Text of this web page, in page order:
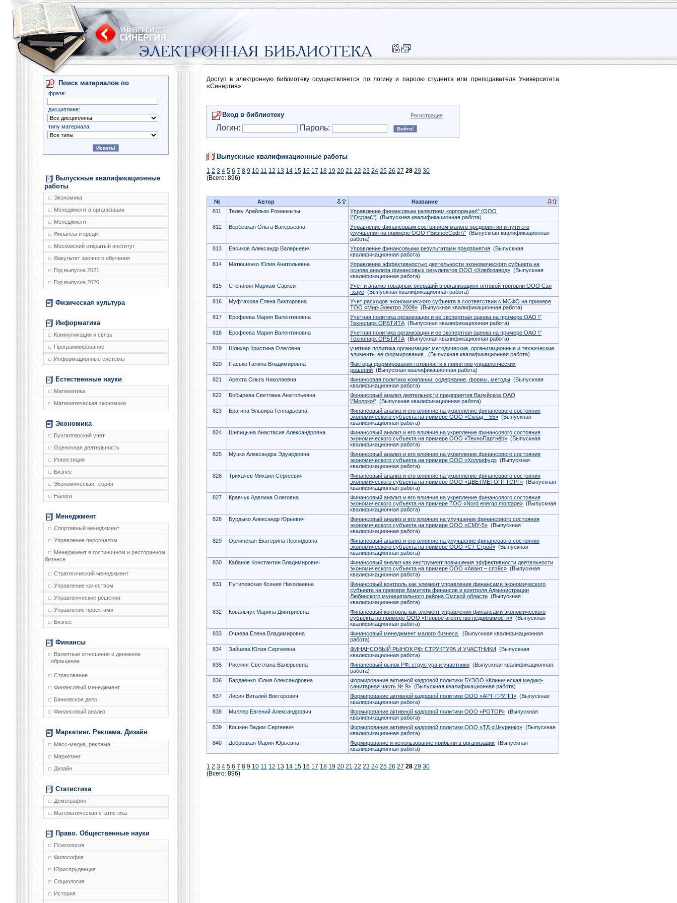
Поиск материалов по
фразе:
дисциплине:
типу материала:
Выпускные квалификационные
работы
Экономика
Менеджмент в организации
Менеджмент
Финансы и кредит
Московский открытый институт
Факультет заочного обучения
Год выпуска 2021
Год выпуска 2020
Физическая культура
Информатика
Коммуникации и связь
Программирование
Информационные системы
Естественные науки
Математика
Математическая экономика
Экономика
Бухгалтерский учет
Оценочная деятельность
Инвестиции
Бизнес
Экономическая теория
Налоги
Менеджмент
Спортивный менеджмент
Управление персоналом
Менеджмент в гостиничном и ресторанном
бизнесе
Стратегический менеджмент
Управление качеством
Управленческие решения
Управление проектами
Бизнес
Финансы
Валютные отношения и денежное
обращение
Страхование
Финансовый менеджмент
Банковское дело
Финансовый анализ
Маркетинг. Реклама. Дизайн
Масс-медиа, реклама
Маркетинг
Дизайн
Статистика
Демография
Математическая статистика
Право. Общественные науки
Психология
Философия
Юриспруденция
Социология
История
Доступ в электронную библиотеку осуществляется по логину и паролю студента или преподавателя Университета
«Синергия»
Вход в библиотеку Регистрация
Логин: Пароль:
Выпускные квалификационные работы
1 2 3 4 5 6 7 8 9 10 11 12 13 14 15 16 17 18 19 20 21 22 23 24 25 26 27 28 29 30
(Всего: 896)
№ Автор
Название
811
Телеу Арайлым Романкызы
Управление финансовым развитием корпорации\" (ООО
\"Осрам\") (Выпускная квалификационная работа)
812
Вербецкая Ольга Валерьевна
Управление финансовым состоянием малого предприятия и пути его
улучшения на примере ООО \"БизнесСофт\" (Выпускная квалификационная
работа)
813
Евсиков Александр Валерьевич Управление финансовыми результатами предприятия (Выпускная
квалификационная работа)
814
Матюшенко Юлия Анатольевна
Управление эффективностью деятельности экономического субъекта на
основе анализа финансовых результатов ООО «Хлебозавод» (Выпускная
квалификационная работа)
815
Степанян Мариам Саркси
Учет и анализ товарных операций в организациях оптовой торговли ООО Сан
-хаус (Выпускная квалификационная работа)
816
Муфтахова Елена Викторовна
Учет расходов экономического субъекта в соответствии с МСФО на примере
ТОО «Мир-Электро 2009» (Выпускная квалификационная работа)
817
Ерофеева Мария Валентиновна
Учетная политика организации и ее экспертная оценка на примере ОАО \"
Технопарк ОРБТИТА (Выпускная квалификационная работа)
818
Ерофеева Мария Валентиновна
Учетная политика организации и ее экспертная оценка на примере ОАО \"
Технопарк ОРБТИТА (Выпускная квалификационная работа)
819
Шлихар Кристина Олеговна
учетная политика организации: методические, организационные и технические
элименты ее формирования.
(Выпускная квалификационная работа)
820
Пасько Галина Владимировна
Факторы формирования готовности к принятию управленческих
решений (Выпускная квалификационная работа)
821
Арехта Ольга Николаевна Финансовая политика компании: содержание, формы, методы (Выпускная
квалификационная работа)
822
Бобырева Светлана Анатольевна
Финансовый анализ деятельности предприятия Валуйское ОАО
\"Молоко\" (Выпускная квалификационная работа)
823
Брагина Эльвира Геннадьевна
Финансовый анализ и его влияние на укрепление финансового состояния
экономического субъекта на примере ООО «Склад – 55» (Выпускная
квалификационная работа)
824
Шипицына Анастасия Александровна
Финансовый анализ и его влияние на укрепление финансового состояния
экономического субъекта на примере ООО «ТехноПартнёр» (Выпускная
квалификационная работа)
825
Муцко Александра Эдуардовна
Финансовый анализ и его влияние на укрепление финансового состояния
экономического субъекта на примере ООО «Холлифуд» (Выпускная
квалификационная работа)
826
Трихачев Михаил Сергеевич
Финансовый анализ и его влияние на укрепление финансового состояния
экономического субъекта на примере ООО «ЦВЕТМЕТОПТТОРГ» (Выпускная
квалификационная работа)
827
Кравчук Аделина Олеговна
Финансовый анализ и его влияние на укрепление финансового состояния
экономического субъекта на примере ТОО «Nord energo montage» (Выпускная
квалификационная работа)
828
Бурдыко Александр Юрьевич
Финансовый анализ и его влияние на улучшение финансового состояния
экономического субъекта на примере ООО «СМУ-5» (Выпускная
квалификационная работа)
829
Орлинская Екатерина Леонидовна
Финансовый анализ и его влияние на улучшение финансового состояния
экономического субъекта на примере ООО «СТ Строй» (Выпускная
квалификационная работа)
830
Кабанов Константин Владимирович
Финансовый анализ как инструмент повышения эффективности деятельности
экономического субъекта на примере ООО «Авант – спэйс» (Выпускная
квалификационная работа)
831
Путиловская Ксения Николаевна
Финансовый контроль как элемент управления финансами экономического
субъекта на примере Комитета финансов и контроля Администрации
Любинского муниципального района Омской области (Выпускная
квалификационная работа)
832
Ковальчук Марина Дмитриевна
Финансовый контроль как элемент управления финансами экономического
субъекта на примере ООО «Первое агентство недвижимости» (Выпускная
квалификационная работа)
833
Очаева Елена Владимировна Финансовый менеджмент малого бизнеса
(Выпускная квалификационная
работа)
834
Зайцева Юлия Сергеевна ФИНАНСОВЫЙ РЫНОК РФ: СТРУКТУРА И УЧАСТНИКИ (Выпускная
квалификационная работа)
835
Рислинг Светлана Валерьевна Финансовый рынок РФ: структура и участники (Выпускная квалификационная
работа)
836
Бардаенко Юлия Александровна
Формирование активной кадровой политики БУЗОО «Клиническая медико-
санитарная часть № 9» (Выпускная квалификационная работа)
837
Лисин Виталий Викторович Формирование активной кадровой политики ООО «АРТ-ГРУПП» (Выпускная
квалификационная работа)
838
Миллер Евгений Александрович Формирование активной кадровой политики ООО «РОТОР» (Выпускная
квалификационная работа)
839
Кошкин Вадим Сергеевич Формирование активной кадровой политики ООО «ТД «Шкуренко» (Выпускная
квалификационная работа)
840
Доброцкая Мария Юрьевна Формирование и использование прибыли в организации (Выпускная
квалификационная работа)
1 2 3 4 5 6 7 8 9 10 11 12 13 14 15 16 17 18 19 20 21 22 23 24 25 26 27 28 29 30
(Всего: 896)